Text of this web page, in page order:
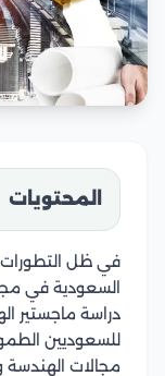
المحتويات
في ظل التطورات
السعودية في
دراسة ماجستير
للسعوديين
مجالات الهندسة